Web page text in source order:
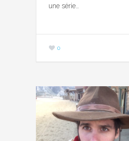
une série…
0